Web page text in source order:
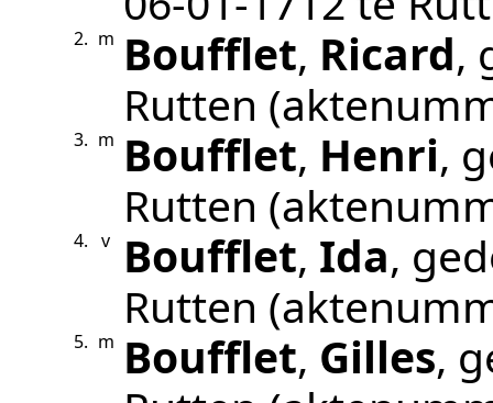
2. m Boufflet, Ricard,
Rutten
3. m Boufflet, Henri,
Rutten
4. v Boufflet, Ida,
Rutten
5. m Boufflet, Gilles,